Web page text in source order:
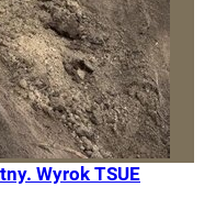
Wyrok TSUE